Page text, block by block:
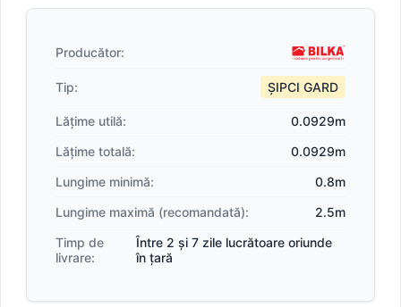
Producător:
Tip: ȘIPCI GARD
Lățime utilă:
0.0929m
Lățime totală:
0.0929m
Lungime minimă:
0.8m
Lungime maximă (recomandată):
2.5m
Timp de
livrare:
Între 2 și 7 zile lucrătoare oriunde
în țară